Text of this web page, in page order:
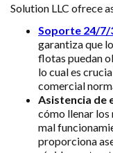
Solution LLC ofrece
Soporte 24/7/
garantiza que
flotas puedan
lo cual es
comercial
Asistencia de
cómo llenar
mal
proporciona